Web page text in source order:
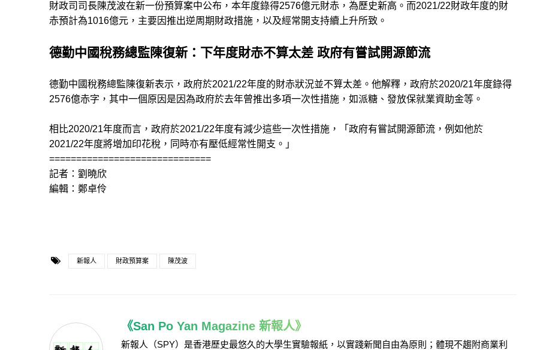
財政司司長陳茂波在新一份預算案中公布，本年度錄得2576億元財赤，為歷史新高。而2021/22財政年度的財
赤預計為1016億元，主要因推出逆周期財政措施，以及經常開支持續上升所致。
德勤中國稅務總監陳復新：下年度財赤不算太差 政府有嘗試開源節流
德勤中國稅務總監陳復新表示，政府於2021/22年度的財赤狀況並不算太差。他解釋，政府於2020/21年度錄得
2576億赤字，其中一個原因是因為政府於去年曾推出多項一次性措施，如派糖、發放保就業資助金等。
相比2020/21年度而言，政府於2021/22年度有減少這些一次性措施，「政府有嘗試開源節流，例如他於
2021/22年度將增加印花稅，同時亦有壓低經常性開支。」
==============================
記者：劉曉欣
編輯：鄭卓伶
新報人 財政預算案 陳茂波
《San Po Yan Magazine 新報人》
新報人（SPY）是香港歷史最悠久的大學生實驗報紙，以實踐新聞自由為原則；體現不趨附商業利